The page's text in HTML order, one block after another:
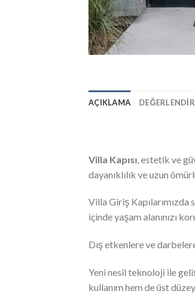
AÇIKLAMA
Villa Kapısı , estetik ve
dayanıklılık ve uzun
Villa Giriş
içinde yaşam alanınızı
Dış etkenlere ve
Yeni nesil teknoloji ile
kullanım hem de üst